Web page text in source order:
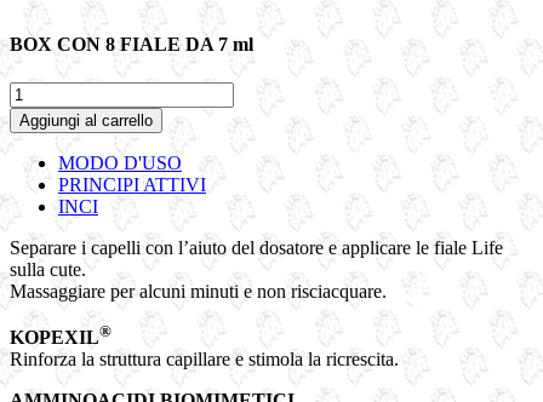
BOX CON 8 FIALE DA 7 ml
LIFE
|
Fluido
Coadiuvante
contro
la
caduta
dei
capelli
quantità
Aggiungi al carrello
MODO D'USO
PRINCIPI ATTIVI
INCI
Separare i capelli con l’aiuto del dosatore e applicare le fiale Life
sulla cute.
Massaggiare per alcuni minuti e non risciacquare.
KOPEXIL®
Rinforza la struttura capillare e stimola la ricrescita.